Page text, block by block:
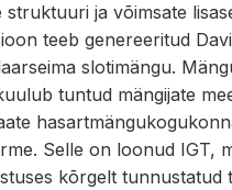
struktuuri ja võimsate
teeb genereeritud
slotimängu.
tuntud mängijate
Selle on loonud IGT,
kõrgelt tunnustatud